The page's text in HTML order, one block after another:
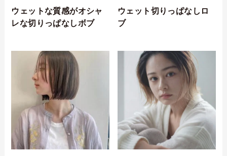
ウェットな質感がオシャ
レな切りっぱなしボブ
ウェット切りっぱなしロ
ブ